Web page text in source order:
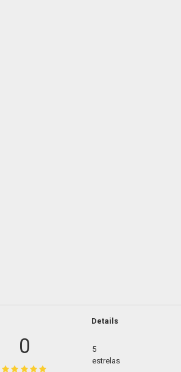
0
Details
5
estrelas